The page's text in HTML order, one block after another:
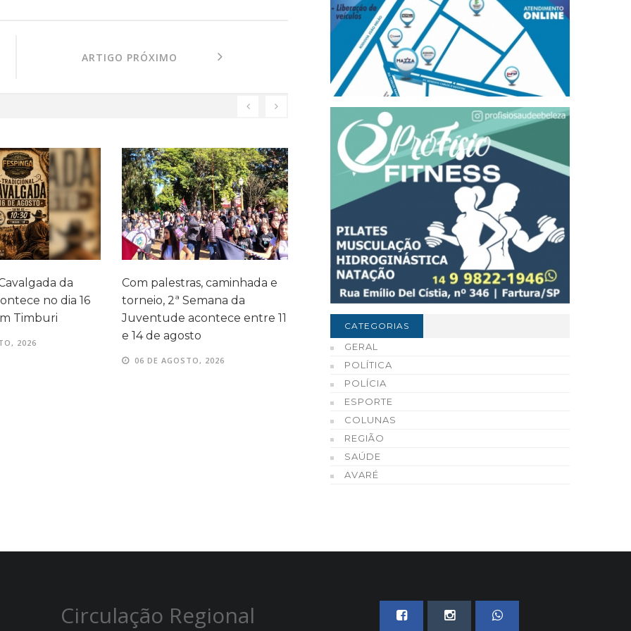
ARTIGO PRÓXIMO
caminhada e
da
entre 11
Avaliação de Monitoramento
fortalece acompanhamento
da aprendizagem em Avaré
06 DE AGOSTO, 2026
Final da Copa iGO de Futsal
Avareense acontece nesta
sexta-feira, dia 7
06 DE AGOSTO, 2026
Polícia Civil incinera
220 quilos de drogas
CATEGORIAS
GERAL
POLÍTICA
POLÍCIA
ESPORTE
COLUNAS
REGIÃO
SAÚDE
AVARÉ
Circulação Regional